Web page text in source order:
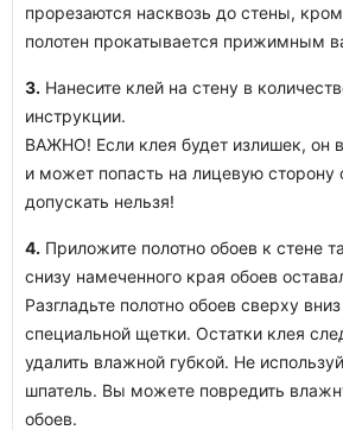
прорезаются насквозь до стены,
полотен прокатывается прижимным
3. Нанесите клей на стену в
инструкции.
ВАЖНО! Если клея будет излишек, он
и может попасть на лицевую сторону
допускать нельзя!
4. Приложите полотно обоев к стене
снизу намеченного края обоев
Разгладьте полотно обоев сверху
специальной щетки. Остатки клея
удалить влажной губкой. Не
шпатель. Вы можете повредить
обоев.